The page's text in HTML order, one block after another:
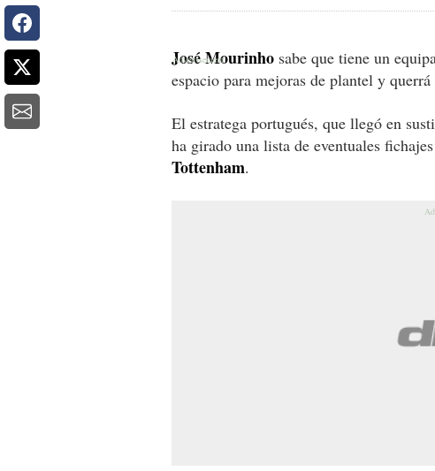
José Mourinho sabe que tiene un
espacio para mejoras de plantel y
El estratega portugués, que llegó en
ha girado una lista de eventuales
Tottenham.